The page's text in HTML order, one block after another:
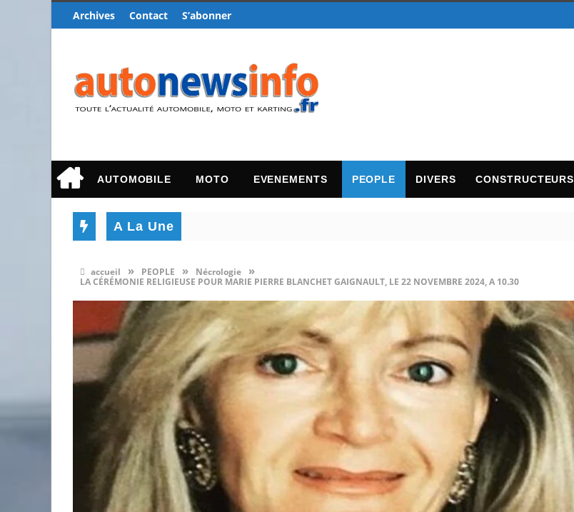
Archives Contact S’abonner
AUTOMOBILE MOTO EVENEMENTS PEOPLE DIVERS CONSTRUCTEURS
A La Une
accueil » PEOPLE » Nécrologie »
LA CÉRÉMONIE RELIGIEUSE POUR MARIE PIERRE BLANCHET GAIGNAULT, LE 22 NOVEMBRE 2024, A 10.30